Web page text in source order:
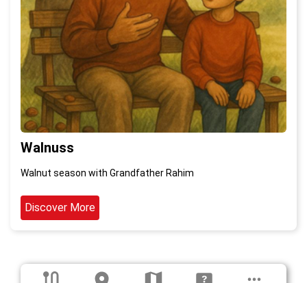
Walnuss
Walnut season with Grandfather Rahim
Discover More